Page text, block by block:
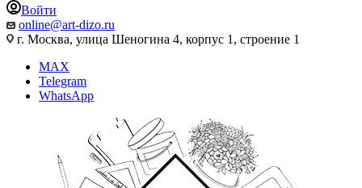
Войти
online@art-dizo.ru
г. Москва, улица Шеногина 4, корпус 1, строение 1
MAX
Telegram
WhatsApp